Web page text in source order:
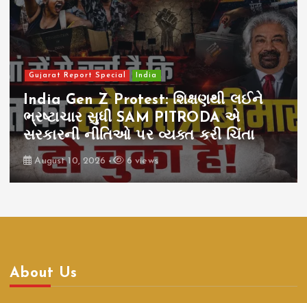
Gujarat Report Special India
India Gen Z Protest: શિક્ષણથી લઈને
ભ્રષ્ટાચાર સુધી SAM PITRODA એ
સરકારની નીતિઓ પર વ્યક્ત કરી ચિંતા
August 10, 2026 6 views
About Us